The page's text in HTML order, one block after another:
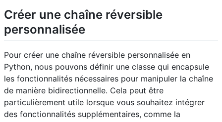
Créer une chaîne réversible
personnalisée
Pour créer une chaîne réversible personnalisée en
Python, nous pouvons définir une classe qui encapsule
les fonctionnalités nécessaires pour manipuler la chaîne
de manière bidirectionnelle. Cela peut être
particulièrement utile lorsque vous souhaitez intégrer
des fonctionnalités supplémentaires, comme la